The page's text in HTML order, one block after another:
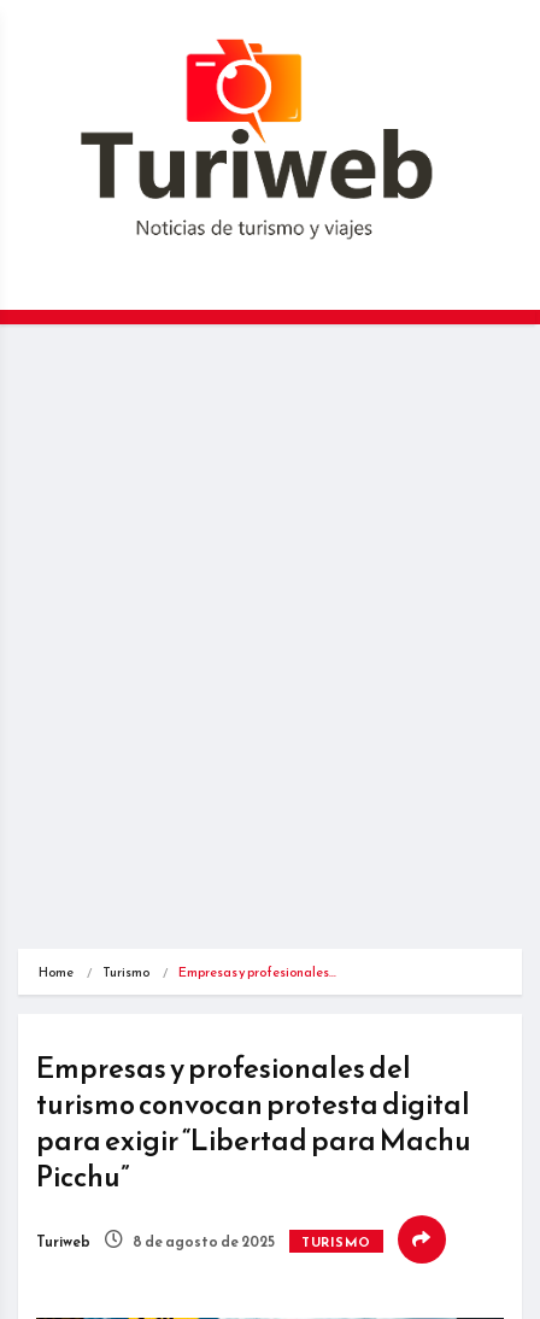
Home Turismo Empresas y profesionales…
Empresas y profesionales del
turismo convocan protesta digital
para exigir “Libertad para Machu
Picchu”
Turiweb 8 de agosto de 2025 TURISMO